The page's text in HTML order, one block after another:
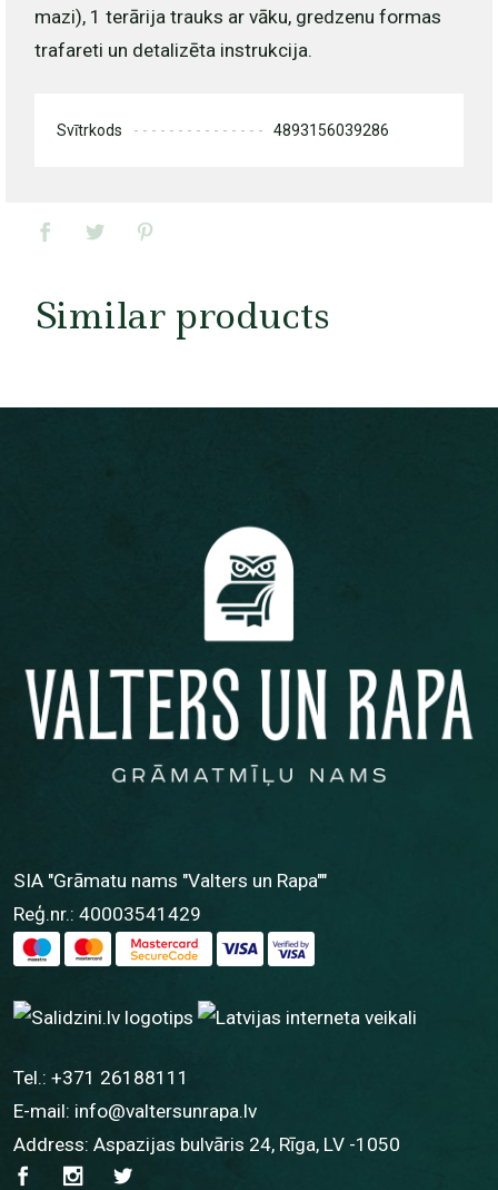
mazi), 1 terārija trauks ar vāku, gredzenu formas
trafareti un detalizēta instrukcija.
Svītrkods 4893156039286
Similar products
SIA "Grāmatu nams "Valters un Rapa""
Reģ.nr.: 40003541429
Tel.: +371 26188111
E-mail: info@valtersunrapa.lv
Address: Aspazijas bulvāris 24, Rīga, LV -1050